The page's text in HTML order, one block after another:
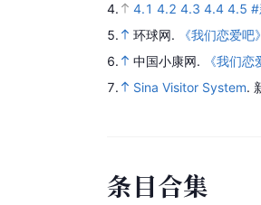
4.
4.1 4.2 4.3 4.4 4.5 #
5.
环球网.
《我们恋爱
6.
中国小康网.
《我们
7.
Sina Visitor System.
条目合集